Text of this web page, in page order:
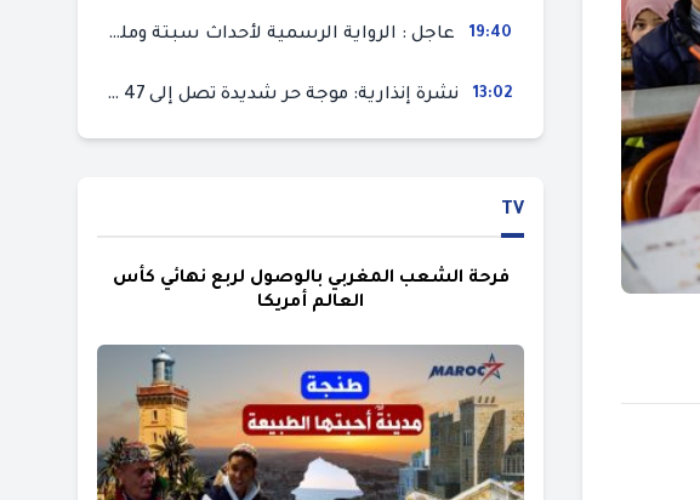
19:40 عاجل : الرواية الرسمية لأحداث سبتة ومليلية المحتلتين (وزارة الداخلية)
13:02 نشرة إنذارية: موجة حر شديدة تصل إلى 47 درجة بمختلف مناطق المغرب
TV
فرحة الشعب المغربي بالوصول لربع نهائي كأس
العالم أمريكا